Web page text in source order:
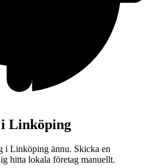
Linköping
i Linköping ännu. Skicka en
hitta lokala företag manuellt.